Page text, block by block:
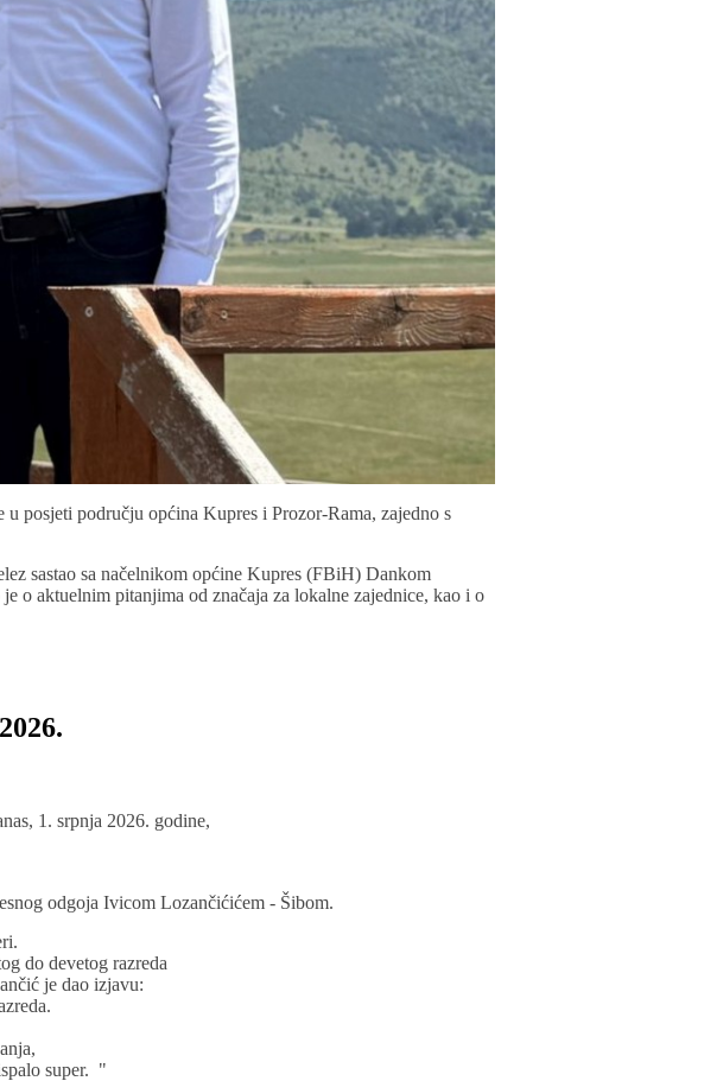
posjeti području općina Kupres i Prozor-Rama, zajedno s
sastao sa načelnikom općine Kupres (FBiH) Dankom
o aktuelnim pitanjima od značaja za lokalne zajednice, kao i o
1. srpnja 2026. godine,
odgoja Ivicom Lozančićićem - Šibom.
do devetog razreda
je dao izjavu:
super. "